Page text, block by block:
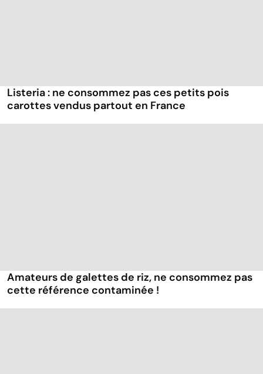
Listeria : ne consommez pas ces petits pois
carottes vendus partout en France
Amateurs de galettes de riz, ne consommez pas
cette référence contaminée !